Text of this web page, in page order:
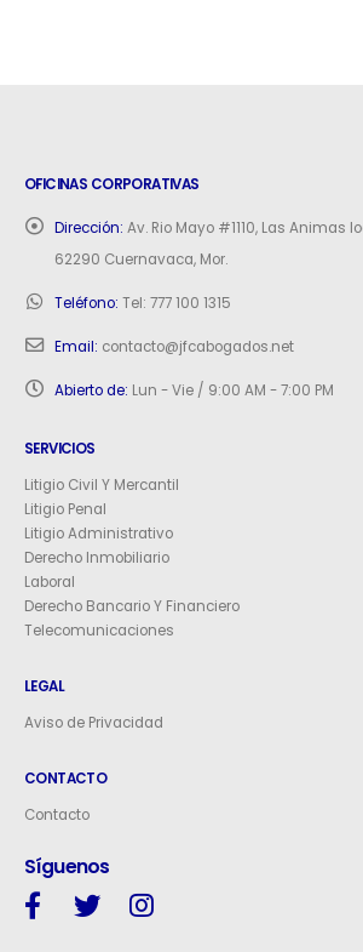
OFICINAS CORPORATIVAS
Dirección: Av. Rio Mayo #1110, Las Animas
62290 Cuernavaca, Mor.
Teléfono: Tel: 777 100 1315
Email: contacto@jfcabogados.net
Abierto de: Lun - Vie / 9:00 AM - 7:00 PM
SERVICIOS
Litigio Civil Y Mercantil
Litigio Penal
Litigio Administrativo
Derecho Inmobiliario
Laboral
Derecho Bancario Y Financiero
Telecomunicaciones
LEGAL
Aviso de Privacidad
CONTACTO
Contacto
Síguenos